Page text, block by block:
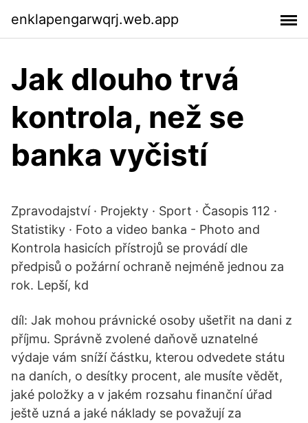
enklapengarwqrj.web.app
Jak dlouho trvá
kontrola, než se
banka vyčistí
Zpravodajství · Projekty · Sport · Časopis 112 ·
Statistiky · Foto a video banka - Photo and
Kontrola hasicích přístrojů se provádí dle
předpisů o požární ochraně nejméně jednou za
rok. Lepší, kd
díl: Jak mohou právnické osoby ušetřit na dani z
příjmu. Správně zvolené daňově uznatelné
výdaje vám sníží částku, kterou odvedete státu
na daních, o desítky procent, ale musíte vědět,
jaké položky a v jakém rozsahu finanční úřad
ještě uzná a jaké náklady se považují za